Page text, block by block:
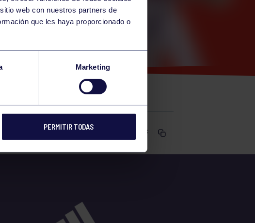
web con nuestros partners de
que les haya proporcionado o
Marketing
PERMITIR TODAS
21